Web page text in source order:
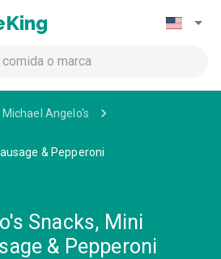
Michael Angelo's
& Pepperoni
Snacks, Mini
& Pepperoni